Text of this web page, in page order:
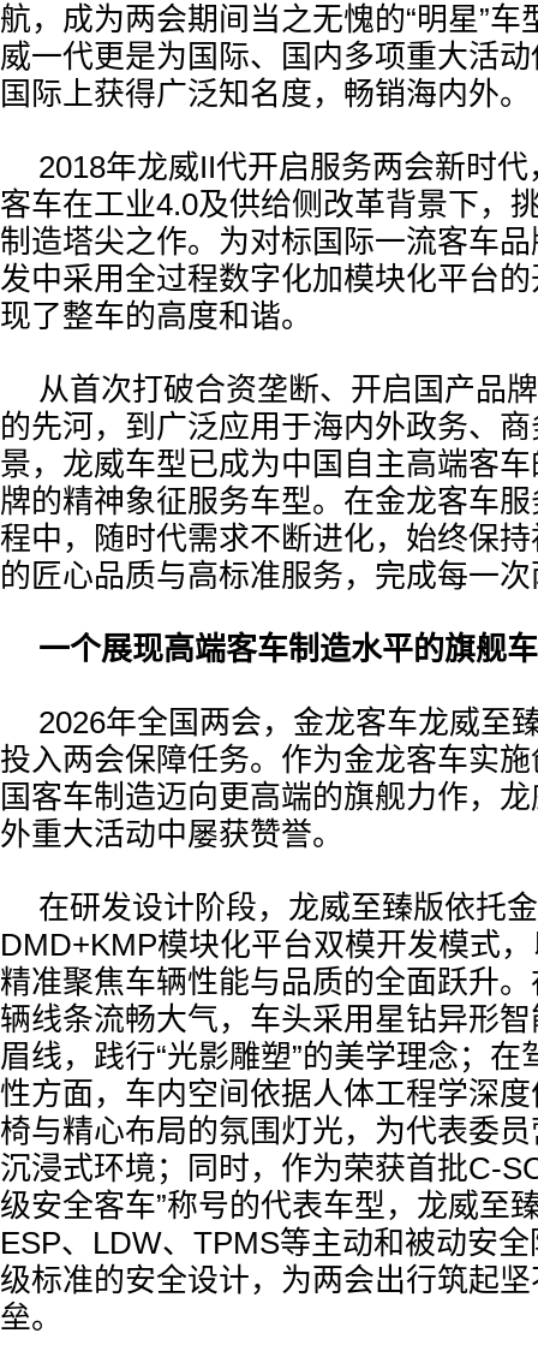
航，成为两会期间当之无愧的“明星”车
威一代更是为国际、国内多项重大活
国际上获得广泛知名度，畅销海内外。
2018年龙威II代开启服务两会新时
客车在工业4.0及供给侧改革背景下，
制造塔尖之作。为对标国际一流客车
发中采用全过程数字化加模块化平台
现了整车的高度和谐。
从首次打破合资垄断、开启国产品
的先河，到广泛应用于海内外政务、
景，龙威车型已成为中国自主高端客
牌的精神象征服务车型。在金龙客车
程中，随时代需求不断进化，始终保持
的匠心品质与高标准服务，完成每一
一个展现高端客车制造水平的旗舰
2026年全国两会，金龙客车龙威至
投入两会保障任务。作为金龙客车实
国客车制造迈向更高端的旗舰力作，
外重大活动中屡获赞誉。
在研发设计阶段，龙威至臻版依托
DMD+KMP模块化平台双模开发模式
精准聚焦车辆性能与品质的全面跃升
辆线条流畅大气，车头采用星钻异形
眉线，践行“光影雕塑”的美学理念；在
性方面，车内空间依据人体工程学深
椅与精心布局的氛围灯光，为代表委
沉浸式环境；同时，作为荣获首批C-
级安全客车”称号的代表车型，龙威至
ESP、LDW、TPMS等主动和被动安
级标准的安全设计，为两会出行筑起
垒。